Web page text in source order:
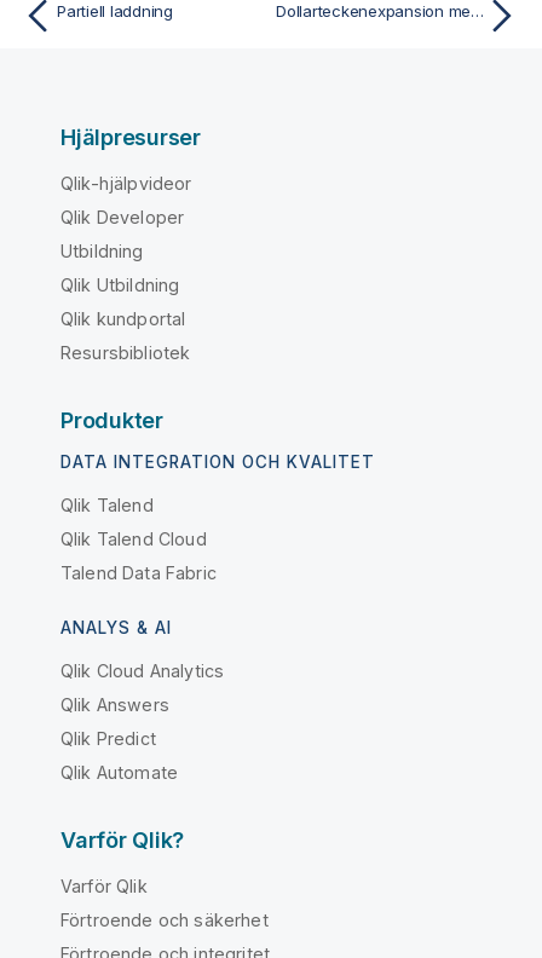
m
n
Partiell laddning Dollarteckenexpansion med variabler
Hjälpresurser
Qlik-hjälpvideor
Qlik Developer
Utbildning
Qlik Utbildning
Qlik kundportal
Resursbibliotek
Produkter
DATA INTEGRATION OCH KVALITET
Qlik Talend
Qlik Talend Cloud
Talend Data Fabric
ANALYS & AI
Qlik Cloud Analytics
Qlik Answers
Qlik Predict
Qlik Automate
Varför Qlik?
Varför Qlik
Förtroende och säkerhet
Förtroende och integritet